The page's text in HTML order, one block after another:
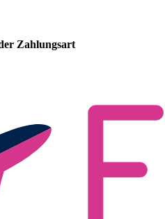
Zahlungsart